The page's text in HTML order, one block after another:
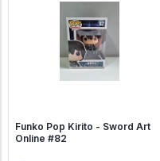
Funko Pop Kirito - Sword Art
Online #82